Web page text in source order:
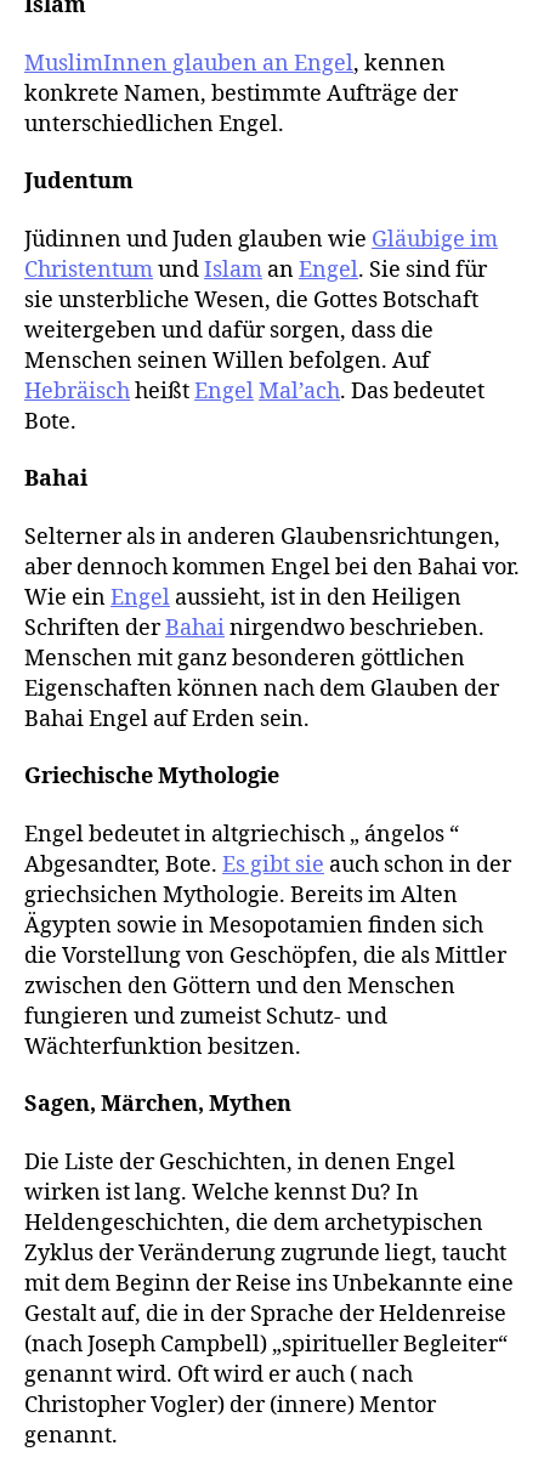
MuslimInnen glauben an Engel, kennen
konkrete Namen, bestimmte Aufträge der
unterschiedlichen Engel.
Judentum
Jüdinnen und Juden glauben wie Gläubige im
ChristentumundIslam anEngel. Sie sind für
sie unsterbliche Wesen, die Gottes Botschaft
weitergeben und dafür sorgen, dass die
Menschen seinen Willen befolgen. Auf
HebräischheißtEngelMal’ach. Das bedeutet
Bote.
Bahai
Selterner als in anderen Glaubensrichtungen,
aber dennoch kommen Engel bei den Bahai vor.
Wie einEngel aussieht, ist in den Heiligen
Schriften derBahainirgendwo beschrieben.
Menschen mit ganz besonderen göttlichen
Eigenschaften können nach dem Glauben der
Bahai Engel auf Erden sein.
Griechische Mythologie
Engel bedeutet in altgriechisch „ ángelos “
Abgesandter, Bote. Es gibt sie auch schon in der
griechsichen Mythologie. Bereits im Alten
Ägypten sowie in Mesopotamien finden sich
die Vorstellung von Geschöpfen, die als Mittler
zwischen den Göttern und den Menschen
fungieren und zumeist Schutz- und
Wächterfunktion besitzen.
Sagen, Märchen, Mythen
Die Liste der Geschichten, in denen Engel
wirken ist lang. Welche kennst Du? In
Heldengeschichten, die dem archetypischen
Zyklus der Veränderung zugrunde liegt, taucht
mit dem Beginn der Reise ins Unbekannte eine
Gestalt auf, die in der Sprache der Heldenreise
(nach Joseph Campbell) „spiritueller Begleiter“
genannt wird. Oft wird er auch ( nach
Christopher Vogler) der (innere) Mentor
genannt.